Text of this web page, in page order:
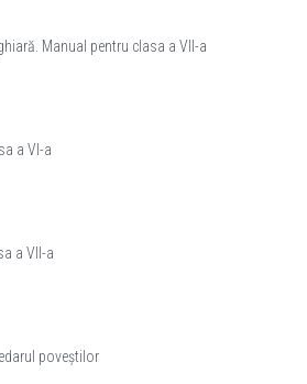
Manual pentru clasa a VII-a
a VI-a
a VII-a
poveștilor